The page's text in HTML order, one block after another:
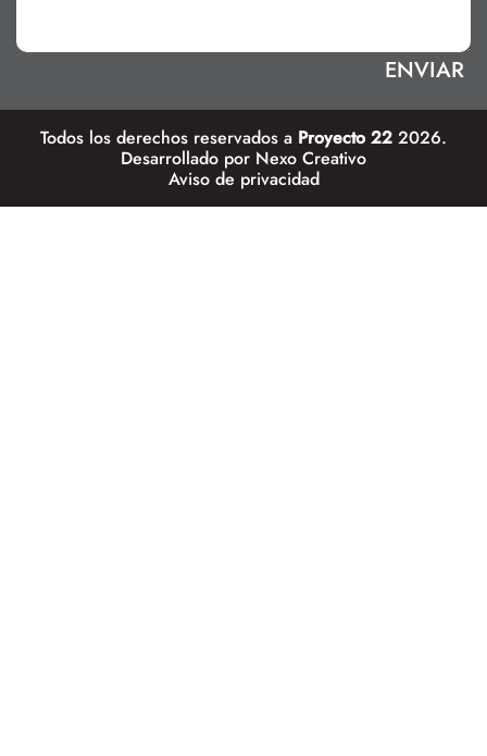
Todos los derechos reservados a Proyecto 22 2026.
Desarrollado por Nexo Creativo
Aviso de privacidad